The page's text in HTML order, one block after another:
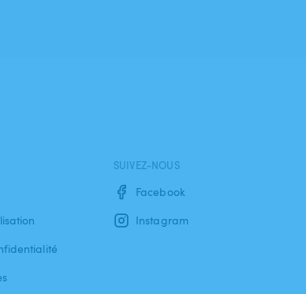
SUIVEZ-NOUS
Facebook
Instagram